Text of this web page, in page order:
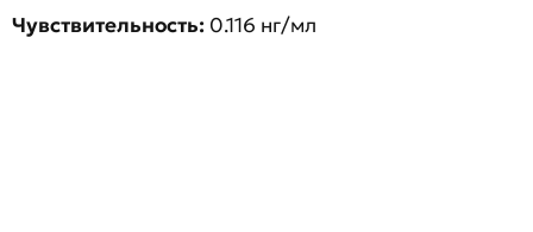
Чувствительность: 0.116 нг/мл